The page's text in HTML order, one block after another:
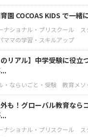
園 COCOAS KIDS で一緒
ナショナル・プリスクール
ママの学習・スキルアップ
のリアル】中学受験に役立
・ならいごと・受験 教育メソ
も！グローバル教育なら
ナショナル・プリスクール